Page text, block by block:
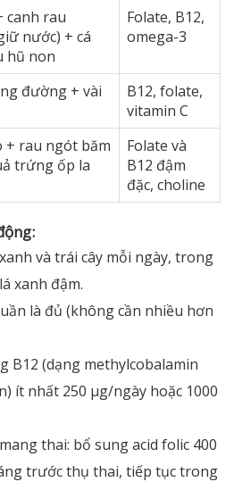
canh rau
nước) + cá
hũ non
Folate, B12,
omega-3
đường + vài
B12, folate,
vitamin C
+ rau ngót băm
trứng ốp la
Folate và
B12 đậm
đặc, choline
và trái cây mỗi ngày, trong
xanh đậm.
là đủ (không cần nhiều hơn
B12 (dạng methylcobalamin
ít nhất 250 µg/ngày hoặc 1000
thai: bổ sung acid folic 400
trước thụ thai, tiếp tục trong